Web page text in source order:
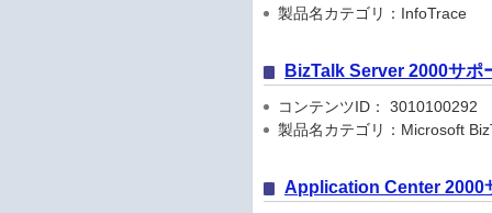
製品名カテゴリ：InfoTrace
BizTalk Server 2000サポ
コンテンツID： 3010100292
製品名カテゴリ：Microsoft
Application Center 2000